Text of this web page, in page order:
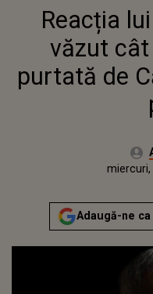
Reacția
văzut
purtată de
Publicat:
Adaugă-ne